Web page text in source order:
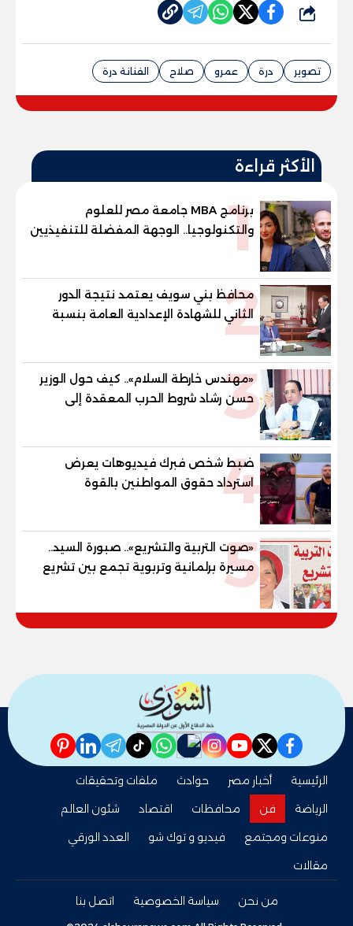
شارك
تصوير درة عمرو صلاح الفنانة درة
الأكثر قراءة
1
برنامج MBA جامعة مصر للعلوم
والتكنولوجيا.. الوجهة المفضلة للتنفيذيين
وقيادات المؤسسات لصناعة قادة
2
محافظ بني سويف يعتمد نتيجة الدور
الثاني للشهادة الإعدادية العامة بنسبة
والنور للمكفوفين
3
«مهندس خارطة السلام».. كيف حول الوزير
حسن رشاد شروط الحرب المعقدة إلى
"خارطة طريق" للانسحاب والإعمار؟
4
ضبط شخص فبرك فيديوهات يعرض
استرداد حقوق المواطنين بالقوة
5
«صوت التربية والتشريع».. صبورة السيد..
مسيرة برلمانية وتربوية تجمع بين تشريع
القوانين وصناعة الأجيال لبناء الإنسان
facebook
twitter
youtube
instagram
nabd
whatsapp
tiktok
telegram
linkedin
pinterest
الرئيسية أخبار مصر حوادث
ملفات وتحقيقات
الرياضة
فن محافظات اقتصاد
شئون العالم
منوعات ومجتمع
فيديو و توك شو
العدد الورقي
مقالات
من نحن سياسة الخصوصية اتصل بنا